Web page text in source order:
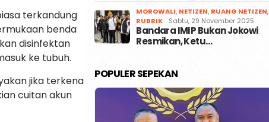
terkandung
benda
disinfektan
ke tubuh.
jika terkena
cuitan akun
MOROWALI, NETIZEN, RUANG NETIZEN,
RUBRIK
Sabtu, 29 November 2025
Bandara IMIP Bukan Jokowi
Resmikan, Ketu…
POPULER SEPEKAN